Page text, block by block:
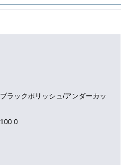
ブラックポリッシュ/アンダーカッ
100.0